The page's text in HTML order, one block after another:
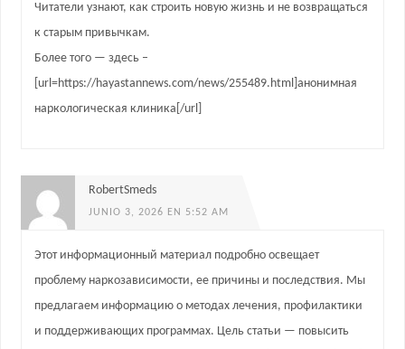
Читатели узнают, как строить новую жизнь и не возвращаться
к старым привычкам.
Более того — здесь –
[url=https://hayastannews.com/news/255489.html]анонимная
наркологическая клиника[/url]
RobertSmeds
JUNIO 3, 2026 EN 5:52 AM
Этот информационный материал подробно освещает
проблему наркозависимости, ее причины и последствия. Мы
предлагаем информацию о методах лечения, профилактики
и поддерживающих программах. Цель статьи — повысить